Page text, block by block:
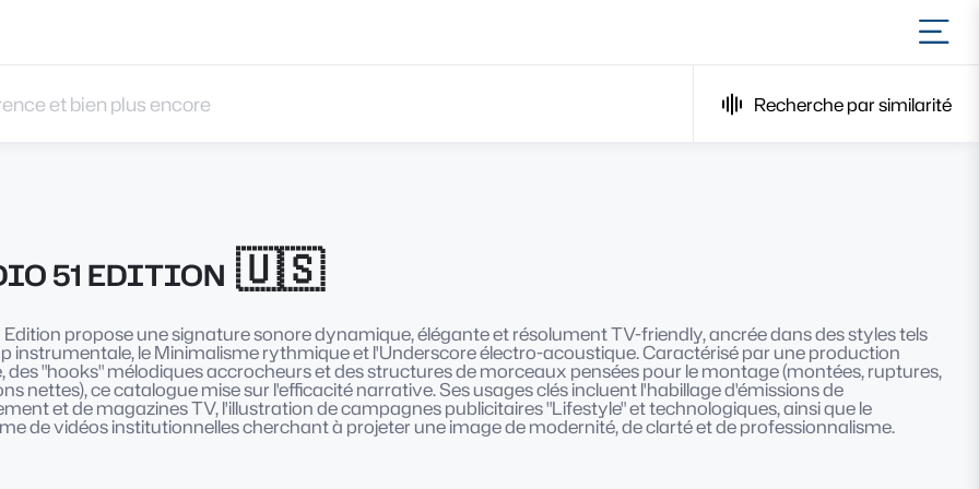
Recherche par similarité
51 EDITION 🇺🇸
Edition propose une signature sonore dynamique, élégante et résolument TV-friendly, ancrée dans des styles tels
instrumentale, le Minimalisme rythmique et l'Underscore électro-acoustique. Caractérisé par une production
des "hooks" mélodiques accrocheurs et des structures de morceaux pensées pour le montage (montées, ruptures,
nettes), ce catalogue mise sur l'efficacité narrative. Ses usages clés incluent l'habillage d'émissions de
et de magazines TV, l'illustration de campagnes publicitaires "Lifestyle" et technologiques, ainsi que le
de vidéos institutionnelles cherchant à projeter une image de modernité, de clarté et de professionnalisme.